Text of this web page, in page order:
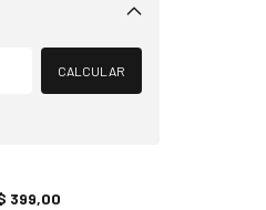
Alterar CEP
CALCULAR
399,00